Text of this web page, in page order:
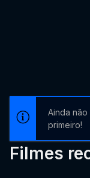
Ainda
primeiro!
Filmes